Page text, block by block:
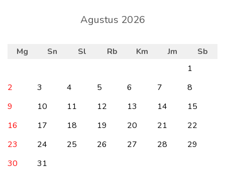
Agustus 2026
Mg Sn Sl Rb Km Jm
Sb
1
2
3 4 5 6 7
8
9
10 11 12 13 14
15
16
17 18 19 20 21
22
23
24 25 26 27 28
29
30
31